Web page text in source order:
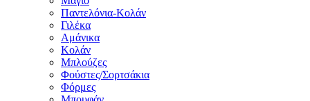
Παντελόνια-Κολάν
Γιλέκα
Αμάνικα
Κολάν
Μπλούζες
Φούστες/Σορτσάκια
Φόρμες